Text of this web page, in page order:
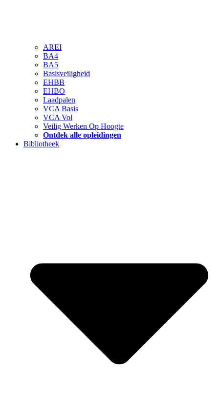
AREI
BA4
BA5
Basisveiligheid
EHBB
EHBO
Laadpalen
VCA Basis
VCA Vol
Veilig Werken Op Hoogte
Ontdek alle opleidingen
Bibliotheek